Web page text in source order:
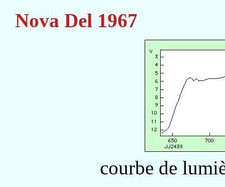
Nova Del 1967
courbe de